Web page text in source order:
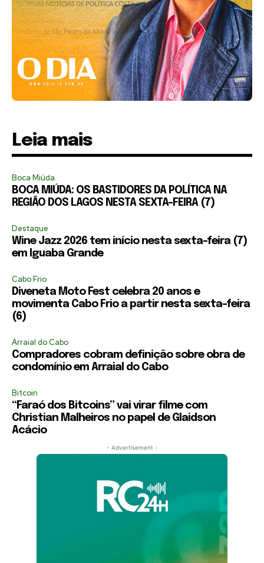
Leia mais
Boca Miúda
BOCA MIÚDA: OS BASTIDORES DA POLÍTICA NA
REGIÃO DOS LAGOS NESTA SEXTA-FEIRA (7)
Destaque
Wine Jazz 2026 tem início nesta sexta-feira (7)
em Iguaba Grande
Cabo Frio
Diveneta Moto Fest celebra 20 anos e
movimenta Cabo Frio a partir nesta sexta-feira
(6)
Arraial do Cabo
Compradores cobram definição sobre obra de
condomínio em Arraial do Cabo
Bitcoin
“Faraó dos Bitcoins” vai virar filme com
Christian Malheiros no papel de Glaidson
Acácio
- Advertisement -